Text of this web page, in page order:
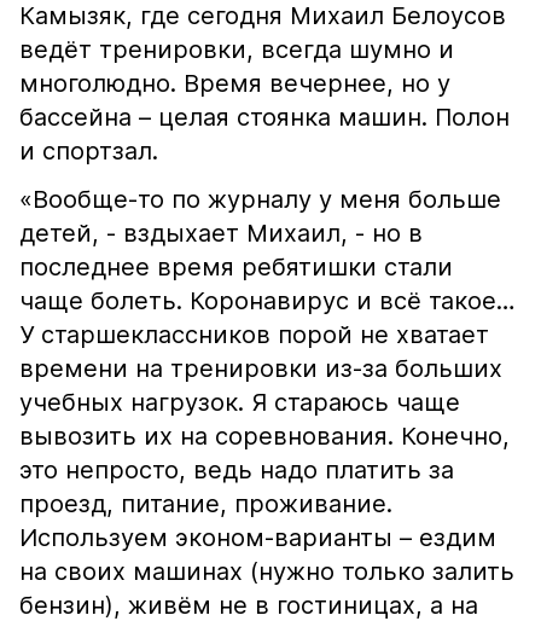
Камызяк, где сегодня Михаил Белоусов
ведёт тренировки, всегда шумно и
многолюдно. Время вечернее, но у
бассейна – целая стоянка машин. Полон
и спортзал.
«Вообще-то по журналу у меня больше
детей, - вздыхает Михаил, - но в
последнее время ребятишки стали
чаще болеть. Коронавирус и всё такое…
У старшеклассников порой не хватает
времени на тренировки из-за больших
учебных нагрузок. Я стараюсь чаще
вывозить их на соревнования. Конечно,
это непросто, ведь надо платить за
проезд, питание, проживание.
Используем эконом-варианты – ездим
на своих машинах (нужно только залить
бензин), живём не в гостиницах, а на